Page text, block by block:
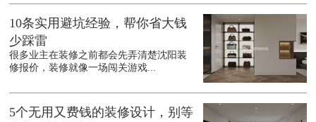
10条实用避坑经验，帮你省大钱
少踩雷
很多业主在装修之前都会先弄清楚沈阳装
修报价，装修就像一场闯关游戏...
5个无用又费钱的装修设计，别等